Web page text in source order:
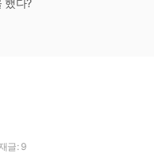
했다?
글: 9